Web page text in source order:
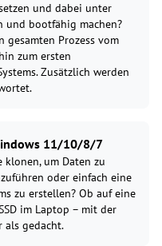
und dabei unter
und bootfähig machen?
gesamten Prozess vom
zum ersten
Zusätzlich werden
11/10/8/7
um Daten zu
oder einfach eine
zu erstellen? Ob auf eine
im Laptop – mit der
als gedacht.